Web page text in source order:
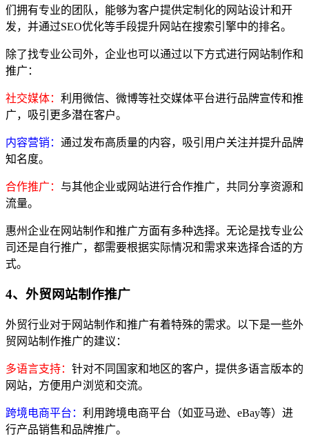
们拥有专业的团队，能够为客户提供定制化的网站设计和开
发，并通过SEO优化等手段提升网站在搜索引擎中的排名。
除了找专业公司外，企业也可以通过以下方式进行网站制作和
推广：
社交媒体： 利用微信、微博等社交媒体平台进行品牌宣传和推
广，吸引更多潜在客户。
内容营销： 通过发布高质量的内容，吸引用户关注并提升品牌
知名度。
合作推广： 与其他企业或网站进行合作推广，共同分享资源和
流量。
惠州企业在网站制作和推广方面有多种选择。无论是找专业公
司还是自行推广，都需要根据实际情况和需求来选择合适的方
式。
4、外贸网站制作推广
外贸行业对于网站制作和推广有着特殊的需求。以下是一些外
贸网站制作推广的建议：
多语言支持： 针对不同国家和地区的客户，提供多语言版本的
网站，方便用户浏览和交流。
跨境电商平台： 利用跨境电商平台（如亚马逊、eBay等）进
行产品销售和品牌推广。